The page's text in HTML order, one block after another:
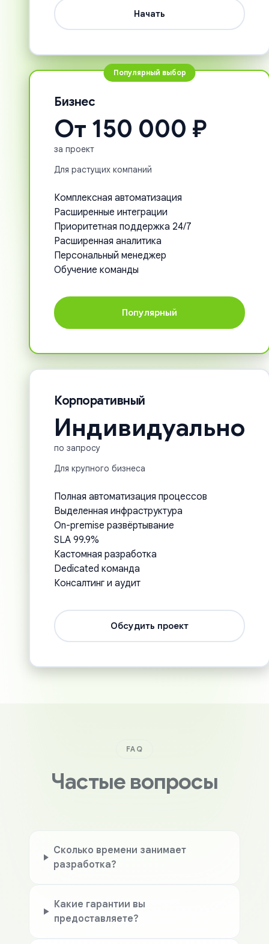
Начать
Популярный выбор
Бизнес
От 150 000 ₽
за проект
Для растущих компаний
Комплексная автоматизация
Расширенные интеграции
Приоритетная поддержка 24/7
Расширенная аналитика
Персональный менеджер
Обучение команды
Популярный
Корпоративный
Индивидуально
по запросу
Для крупного бизнеса
Полная автоматизация процессов
Выделенная инфраструктура
On-premise развёртывание
SLA 99.9%
Кастомная разработка
Dedicated команда
Консалтинг и аудит
Обсудить проект
FAQ
Частые вопросы
Сколько времени занимает
разработка?
Какие гарантии вы
предоставляете?